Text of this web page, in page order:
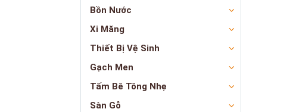
Bồn Nước
Xi Măng
Thiết Bị Vệ Sinh
Gạch Men
Tấm Bê Tông Nhẹ
Sàn Gỗ